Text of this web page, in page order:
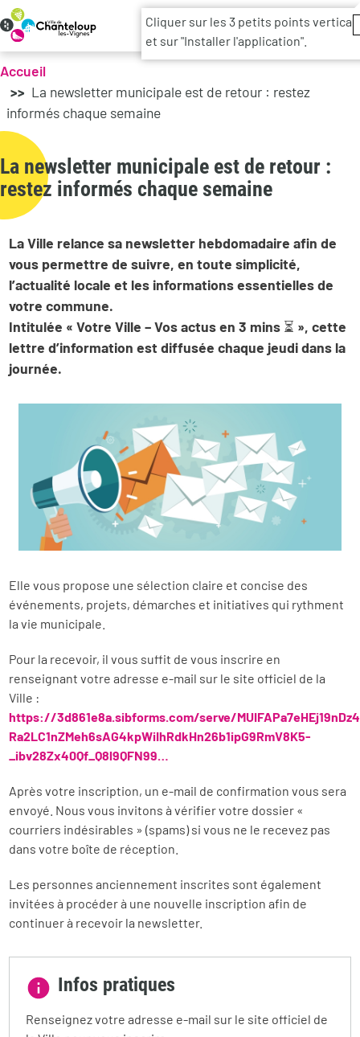
Accueil
La newsletter municipale est de retour : restez
informés chaque semaine
La newsletter municipale est de retour :
restez informés chaque semaine
La Ville relance sa newsletter hebdomadaire afin de
vous permettre de suivre, en toute simplicité,
l’actualité locale et les informations essentielles de
votre commune.
Intitulée « Votre Ville – Vos actus en 3 mins ⏳ », cette
lettre d’information est diffusée chaque jeudi dans la
journée.
Elle vous propose une sélection claire et concise des
événements, projets, démarches et initiatives qui rythment
la vie municipale.
Pour la recevoir, il vous suffit de vous inscrire en
renseignant votre adresse e-mail sur le site officiel de la
Ville :
https://3d861e8a.sibforms.com/serve/
Ra2LC1nZMeh6sAG4kpWiIhRdkHn26b1ipG9RmV8K5-
_ibv28Zx40Qf_Q8l9QFN99…
Après votre inscription, un e-mail de confirmation vous sera
envoyé. Nous vous invitons à vérifier votre dossier «
courriers indésirables » (spams) si vous ne le recevez pas
dans votre boîte de réception.
Les personnes anciennement inscrites sont également
invitées à procéder à une nouvelle inscription afin de
continuer à recevoir la newsletter.
Infos pratiques
Renseignez votre adresse e-mail sur le site officiel de
Cliquer sur les 3 petits points
et sur "Installer l'application".